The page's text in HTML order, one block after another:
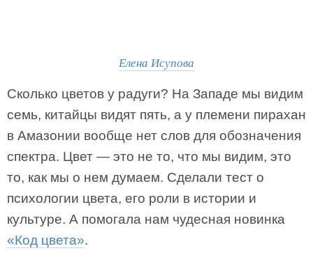
Елена Исупова
Сколько цветов у радуги? На Западе мы видим
семь, китайцы видят пять, а у племени пирахан
в Амазонии вообще нет слов для обозначения
спектра. Цвет ― это не то, что мы видим, это
то, как мы о нем думаем. Сделали тест о
психологии цвета, его роли в истории и
культуре. А помогала нам чудесная новинка
«Код цвета».